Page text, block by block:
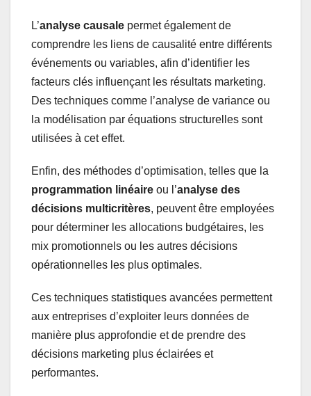
L’analyse causale permet également de
comprendre les liens de causalité entre différents
événements ou variables, afin d’identifier les
facteurs clés influençant les résultats marketing.
Des techniques comme l’analyse de variance ou
la modélisation par équations structurelles sont
utilisées à cet effet.
Enfin, des méthodes d’optimisation, telles que la
programmation linéaire ou l’analyse des
décisions multicritères, peuvent être employées
pour déterminer les allocations budgétaires, les
mix promotionnels ou les autres décisions
opérationnelles les plus optimales.
Ces techniques statistiques avancées permettent
aux entreprises d’exploiter leurs données de
manière plus approfondie et de prendre des
décisions marketing plus éclairées et
performantes.